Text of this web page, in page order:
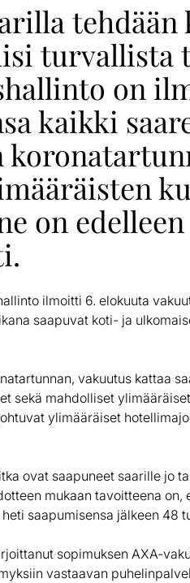
turvallista
on
kaikki
on
ilmoitti 6. elokuuta
saapuvat koti- ja
vakuutus kattaa
sekä mahdolliset
ylimääräiset
ovat saapuneet saarille jo
mukaan tavoitteena
saapumisensa jälkeen 48
sopimuksen AXA-
vastaavan